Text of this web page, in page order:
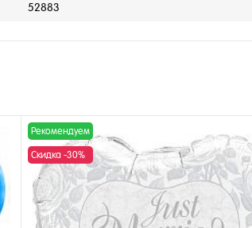
52883
Рекомендуем
Скидка -30%